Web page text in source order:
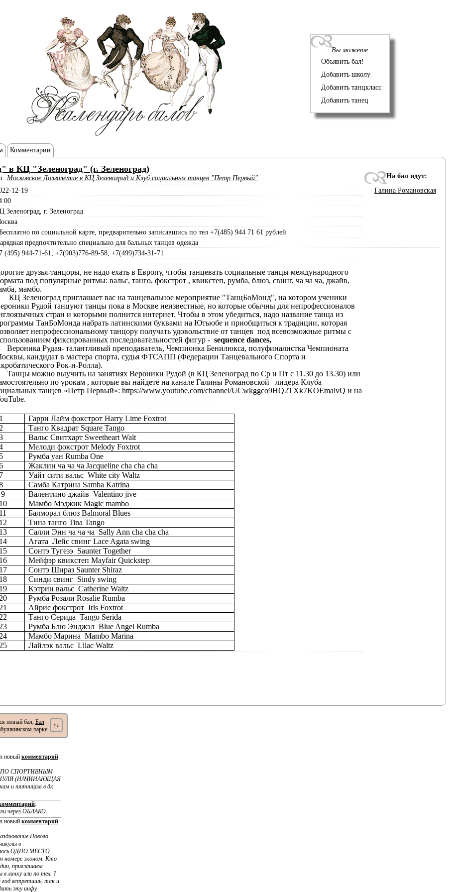
Вы можете:
Объявить бал!
Добавить школу
Добавить танцкласс
Добавить танец
Комментарии
в КЦ "Зеленоград" (г. Зеленоград)
Московское Долголетие в КЦ Зеленоград и Клуб социальных танцев "Петр Первый"
На бал идут:
Галина Романовская
12-19
Зеленоград, г. Зеленоград
по социальной карте, предварительно записавшись по тел +7(485) 944 71 61 рублей
предпочтительно специально для бальных танцев одежда
(495) 944-71-61, +7(903)776-89-58, +7(499)734-31-71
друзья-танцоры, не надо ехать в Европу, чтобы танцевать социальные танцы международного
под популярные ритмы: вальс, танго, фокстрот , квикстеп, румба, блюз, свинг, ча ча ча, джайв,
мамбо.
КЦ Зеленоград приглашает вас на танцевальное мероприятие "ТанцБоМонд", на котором ученики
Рудой танцуют танцы пока в Москве неизвестные, но которые обычны для непрофессионалов
стран и которыми полнится интернет. Чтобы в этом убедиться, надо название танца из
ТанБоМонда набрать латинскими буквами на Ютьюбе и приобщиться к традиции, которая
непрофессиональному танцору получать удовольствие от танцев под всевозможные ритмы с
фиксированных последовательностей фигур - sequence dances,
Вероника Рудая- талантливый преподаватель, Чемпионка Бенилюкса, полуфиналистка Чемпионата
кандидат в мастера спорта, судья ФТСАПП (Федерации Танцевального Спорта и
Рок-н-Ролла).
Танцы можно выучить на занятиях Вероники Рудой (в КЦ Зеленоград по Ср и Пт с 11.30 до 13.30) или
по урокам , которые вы найдете на канале Галины Романовской –лидера Клуба
танцев «Петр Первый»: https://www.youtube.com/channel/UCwkggco9HQ2TXk7KOEmalvQ и на
.
1 Гарри Лайм фокстрот Harry Lime Foxtrot
2
Танго Квадрат Square Tango
Вальс Свитхарт Sweetheart Walt
Мелоди фокстрот Melody Foxtrot
5
Румба уан RumbaOne
Жаклин ча ча ча Jacqueline cha cha cha
7
Уайт сити вальс White city Waltz
Самба Катрина Samba Katrina
9
Валентино джайв Valentino jive
10
Мамбо МэджикMagic mambo
11
Балморал блюз Balmoral Blues
12
Тина тангоTina Tango
13
Салли Энн ча ча ча Sally Ann cha cha cha
14
Агата Лейс свинг Lace Agata swing
15
Сонтэ Тугезэ Saunter Together
16
Мейфэр квикстеп Mayfair Quickstep
17
Сонтэ Шираз Saunter Shiraz
18
Синди свинг Sindy swing
19
Кэтрин вальс Catherine Waltz
20
Румба Розали Rosalie Rumba
21
Айрис фокстрот Iris Foxtrot
22
Танго Серида Tango Serida
23
Румба Блю Энджэл Blue Angel Rumba
24
Мамбо Марина Mambo Marina
25
Лайлэк вальс Lilac Waltz
новый бал, Бал
парке
↑↓
новый комментарий:
CПОРТИВНЫМ
(НАЧИНАЮЩАЯ
и пятницам в дк
:
через ОБЛАКО.
новый комментарий:
Нового
в
ОДНО МЕСТО
эконом. Кто
приглашаем
в личку или по тел. ?
год встретишь, так и
эту инфу